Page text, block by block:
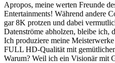
Apropos, meine werten Freunde
Entertainments! Während andere
gar 8K protzen und dabei
Datenströme abholzen, bleibe ich,
Ich produziere meine
FULL HD-Qualität mit
Warum? Weil ich ein Visionär mit